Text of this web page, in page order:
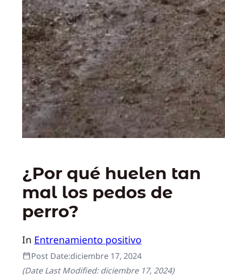
¿Por qué huelen tan
mal los pedos de
perro?
In Entrenamiento positivo
Post Date:diciembre 17, 2024
(Date Last Modified:diciembre 17, 2024)